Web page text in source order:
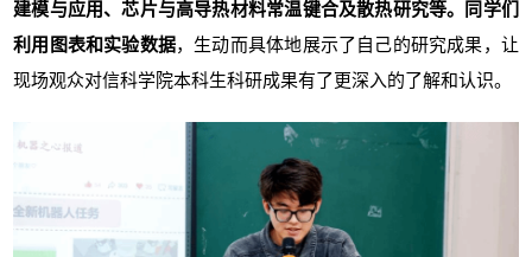
建模与应用、芯片与高导热材料常温键合及散热研究等。同学们
利用图表和实验数据，生动而具体地展示了自己的研究成果，让
现场观众对信科学院本科生科研成果有了更深入的了解和认识。